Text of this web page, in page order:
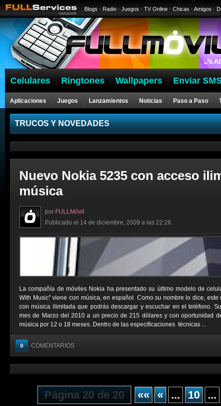
Blogs · Radio · Juegos · TV Online · Chicas · Amigos ·
Celulares Ringtones Wallpapers Enviar
Aplicaciones Juegos Lanzamientos Noticias Paso a Paso
Celulares
TRUCOS Y NOVEDADES
Nuevo Nokia 5235 con acceso
música
por FULLMóvil
Publicado el 14 de diciembre, 2009 a las 22:26
La compañía de móviles Nokia ha presentado su último modelo de
With Music" viene con música, en español. Como su nombre lo dice,
con música ilimitada que podrás descargar y escuchar en el teléfono.
mes de Marzo del 2010 a un precio de 215 dólares y con oportunidad
música por 12 o 18 meses. Dentro de las especificaciones técnicas ...
0 COMENTARIOS
Página 20 de 20 «« « ... 10 ...